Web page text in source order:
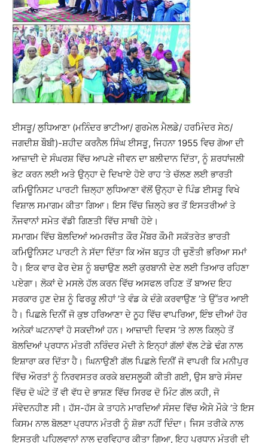
ਈਸੜੂ/ ਲੁਧਿਆਣਾ (ਮਨਿੰਦਰ ਭਾਟੀਆ/ ਗੁਰਮੇਲ ਮੈਲਡੇ/ ਹਰਮਿੰਦਰ ਸੇਠ/
ਜਗਦੀਸ਼ ਬੌਬੀ)-ਸ਼ਹੀਦ ਕਰਨੈਲ ਸਿੰਘ ਈਸੜੂ, ਜਿਹਨਾ 1955 ਵਿਚ ਗੋਆ ਦੀ
ਆਜ਼ਾਦੀ ਦੇ ਸੰਘਰਸ਼ ਵਿੱਚ ਆਪਣੇ ਜੀਵਨ ਦਾ ਬਲੀਦਾਨ ਦਿੱਤਾ, ਨੂੰ ਸ਼ਰਧਾਂਜਲੀ
ਭੇਟ ਕਰਨ ਲਈ ਅਤੇ ਉਨ੍ਹਾ ਦੇ ਦਿਖਾਏ ਹੋਏ ਰਾਹ ’ਤੇ ਚੱਲਣ ਲਈ ਭਾਰਤੀ
ਕਮਿਊਨਿਸਟ ਪਾਰਟੀ ਜ਼ਿਲ੍ਹਾ ਲੁਧਿਆਣਾ ਵੱਲੋਂ ਉਨ੍ਹਾ ਦੇ ਪਿੰਡ ਈਸੜੂ ਵਿਖੇ
ਵਿਸ਼ਾਲ ਸਮਾਗਮ ਕੀਤਾ ਗਿਆ। ਇਸ ਵਿੱਚ ਜ਼ਿਲ੍ਹੇ ਭਰ ਤੋਂ ਇਸਤਰੀਆਂ ਤੇ
ਨੌਜਵਾਨਾਂ ਸਮੇਤ ਵੱਡੀ ਗਿਣਤੀ ਵਿੱਚ ਸਾਥੀ ਹੋਏ।
ਸਮਾਗਮ ਵਿੱਚ ਬੋਲਦਿਆਂ ਅਮਰਜੀਤ ਕੌਰ ਮੈਂਬਰ ਕੌਮੀ ਸਕੱਤਰੇਤ ਭਾਰਤੀ
ਕਮਿਊਨਿਸਟ ਪਾਰਟੀ ਨੇ ਸੱਦਾ ਦਿੱਤਾ ਕਿ ਅੱਜ ਬਹੁਤ ਹੀ ਚੁਣੌਤੀ ਭਰਿਆ ਸਮਾਂ
ਹੈ। ਇਕ ਵਾਰ ਫੇੇਰ ਦੇਸ਼ ਨੂੰ ਬਚਾਉਣ ਲਈ ਕੁਰਬਾਨੀ ਦੇਣ ਲਈ ਤਿਆਰ ਰਹਿਣਾ
ਪਏਗਾ। ਲੋਕਾਂ ਦੇ ਮਸਲੇ ਹੱਲ ਕਰਨ ਵਿੱਚ ਅਸਫਲ ਰਹਿਣ ਤੋਂ ਬਾਅਦ ਇਹ
ਸਰਕਾਰ ਹੁਣ ਦੇਸ਼ ਨੂੰ ਫਿਰਕੂ ਲੀਹਾਂ ’ਤੇ ਵੰਡ ਕੇ ਦੰਗੇ ਕਰਵਾਉਣ ’ਤੇ ਉੱਤਰ ਆਈ
ਹੈ। ਪਿਛਲੇ ਦਿਨੀਂ ਜੋ ਕੁਝ ਹਰਿਆਣਾ ਦੇ ਨੂਹ ਵਿੱਚ ਵਾਪਰਿਆ, ਇੰਝ ਦੀਆਂ ਹੋਰ
ਅਨੇਕਾਂ ਘਟਨਾਵਾਂ ਹੋ ਸਕਦੀਆਂ ਹਨ। ਆਜ਼ਾਦੀ ਦਿਵਸ ’ਤੇ ਲਾਲ ਕਿਲ੍ਹੇ ਤੋਂ
ਬੋਲਦਿਆਂ ਪ੍ਰਧਾਨ ਮੰਤਰੀ ਨਰਿੰਦਰ ਮੋਦੀ ਨੇ ਇਨ੍ਹਾਂ ਗੱਲਾਂ ਵੱਲ ਟੇਡੇ ਢੰਗ ਨਾਲ
ਇਸ਼ਾਰਾ ਕਰ ਦਿੱਤਾ ਹੈ। ਘਿਨਾਉਣੀ ਗੱਲ ਪਿਛਲੇ ਦਿਨੀਂ ਜੋ ਵਾਪਰੀ ਕਿ ਮਨੀਪੁਰ
ਵਿੱਚ ਔਰਤਾਂ ਨੂੰ ਨਿਰਵਸਤਰ ਕਰਕੇ ਬਦਸਲੂਕੀ ਕੀਤੀ ਗਈ, ਉਸ ਬਾਰੇ ਸੰਸਦ
ਵਿੱਚ ਦੋ ਘੰਟੇ ਤੋਂ ਵੀ ਵੱਧ ਦੇ ਭਾਸ਼ਣ ਵਿੱਚ ਸਿਰਫ ਦੋ ਮਿੰਟ ਗੱਲ ਕਹੀ, ਜੋ
ਸੰਵੇਦਨਹੀਣ ਸੀ। ਹੱਸ-ਹੱਸ ਕੇ ਤਾਹਨੇ ਮਾਰਦਿਆਂ ਸੰਸਦ ਵਿੱਚ ਐਸੇ ਮੌਕੇ ’ਤੇ ਇਸ
ਕਿਸਮ ਨਾਲ ਬੋਲਣਾ ਪ੍ਰਧਾਨ ਮੰਤਰੀ ਨੂੰ ਸ਼ੋਭਾ ਨਹੀਂ ਦਿੰਦਾ। ਜਿਸ ਤਰੀਕੇ ਨਾਲ
ਇਸਤਰੀ ਪਹਿਲਵਾਨਾਂ ਨਾਲ ਦੁਰਵਿਹਾਰ ਕੀਤਾ ਗਿਆ, ਇਹ ਪ੍ਰਧਾਨ ਮੰਤਰੀ ਦੀ